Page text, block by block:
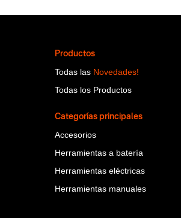
Productos
Todas las Novedades!
Todas los Productos
Categorías principales
Accesorios
Herramientas a batería
Herramientas eléctricas
Herramientas manuales